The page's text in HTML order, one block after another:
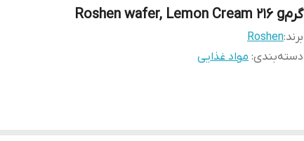
گرمRoshen wafer, Lemon Cream 216 g
برند:Roshen
دسته‌بندی: مواد غذایی